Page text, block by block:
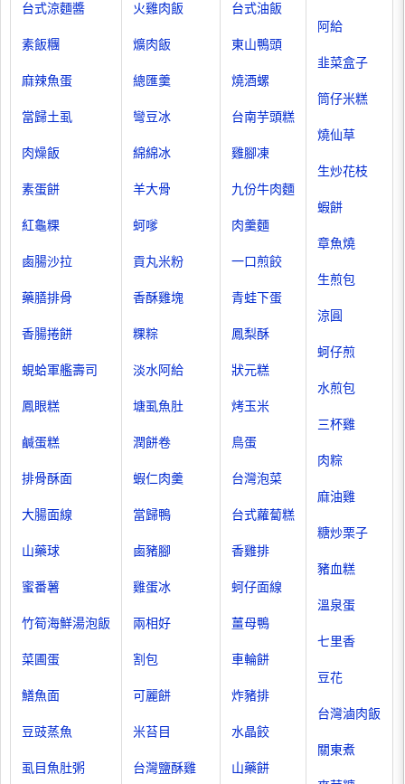
台式涼麵醬
素飯糰
麻辣魚蛋
當歸土虱
肉燥飯
素蛋餅
紅龜粿
鹵腸沙拉
藥膳排骨
香腸捲餅
蜆蛤軍艦壽司
鳳眼糕
鹹蛋糕
排骨酥面
大腸面線
山藥球
蜜番薯
竹筍海鮮湯泡飯
菜圃蛋
鱔魚面
豆豉蒸魚
虱目魚肚粥
火雞肉飯
爌肉飯
總匯羹
彎豆冰
綿綿冰
羊大骨
蚵嗲
貢丸米粉
香酥雞塊
粿粽
淡水阿給
塘虱魚肚
潤餅卷
蝦仁肉羹
當歸鴨
鹵豬腳
雞蛋冰
兩相好
割包
可麗餅
米苔目
台灣鹽酥雞
台式油飯
東山鴨頭
燒酒螺
台南芋頭糕
雞腳凍
九份牛肉麵
肉羹麵
一口煎餃
青蛙下蛋
鳳梨酥
狀元糕
烤玉米
鳥蛋
台灣泡菜
台式蘿蔔糕
香雞排
蚵仔面線
薑母鴨
車輪餅
炸豬排
水晶餃
山藥餅
阿給
韭菜盒子
筒仔米糕
燒仙草
生炒花枝
蝦餅
章魚燒
生煎包
涼圓
蚵仔煎
水煎包
三杯雞
肉粽
麻油雞
糖炒栗子
豬血糕
溫泉蛋
七里香
豆花
台灣滷肉飯
關東煮